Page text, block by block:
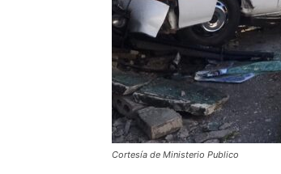
Cortesía de Ministerio Publico